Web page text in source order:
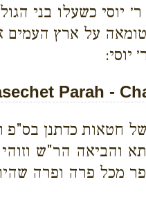
יוסי כשעלו בני
על ארץ
יוסי:
Parah -
כדתנן בס"פ
הר"ש וזוהי
מכל פרה ופרה